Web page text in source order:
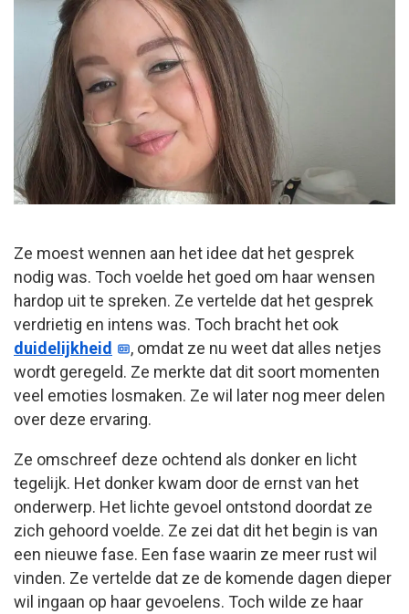
Ze moest wennen aan het idee dat het gesprek
nodig was. Toch voelde het goed om haar wensen
hardop uit te spreken. Ze vertelde dat het gesprek
verdrietig en intens was. Toch bracht het ook
duidelijkheid
, omdat ze nu weet dat alles netjes
wordt geregeld. Ze merkte dat dit soort momenten
veel emoties losmaken. Ze wil later nog meer delen
over deze ervaring.
Ze omschreef deze ochtend als donker en licht
tegelijk. Het donker kwam door de ernst van het
onderwerp. Het lichte gevoel ontstond doordat ze
zich gehoord voelde. Ze zei dat dit het begin is van
een nieuwe fase. Een fase waarin ze meer rust wil
vinden. Ze vertelde dat ze de komende dagen dieper
wil ingaan op haar gevoelens. Toch wilde ze haar